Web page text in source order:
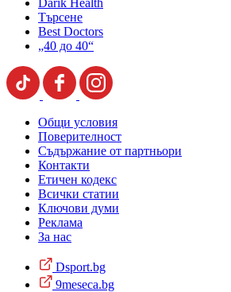
Darik Health
Търсене
Best Doctors
„40 до 40“
Общи условия
Поверителност
Съдържание от партньори
Контакти
Етичен кодекс
Всички статии
Ключови думи
Реклама
За нас
Dsport.bg
9meseca.bg